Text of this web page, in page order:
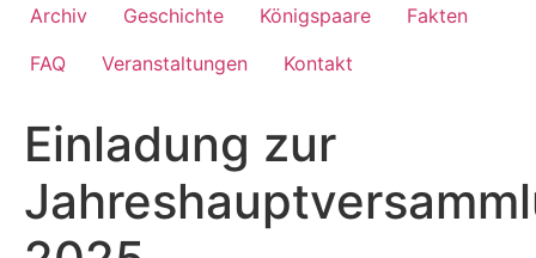
Archiv
Geschichte Königspaare
Fakten
FAQ
Veranstaltungen Kontakt
Einladung zur